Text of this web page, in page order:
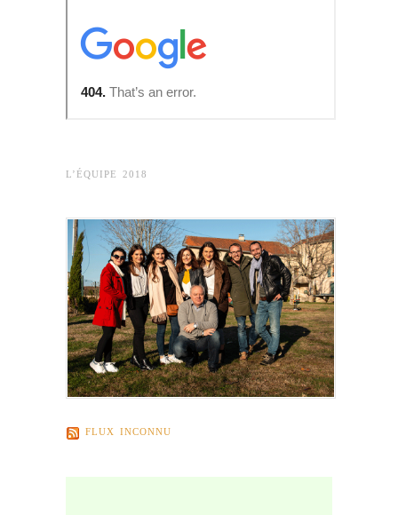
L’ÉQUIPE 2018
FLUX INCONNU